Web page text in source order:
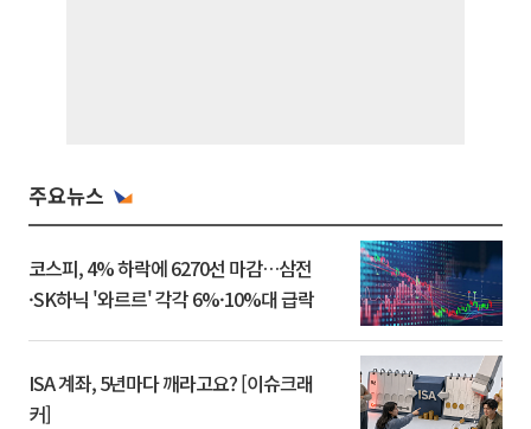
주요뉴스
코스피, 4% 하락에 6270선 마감…삼전
·SK하닉 '와르르' 각각 6%·10%대 급락
ISA 계좌, 5년마다 깨라고요? [이슈크래
커]